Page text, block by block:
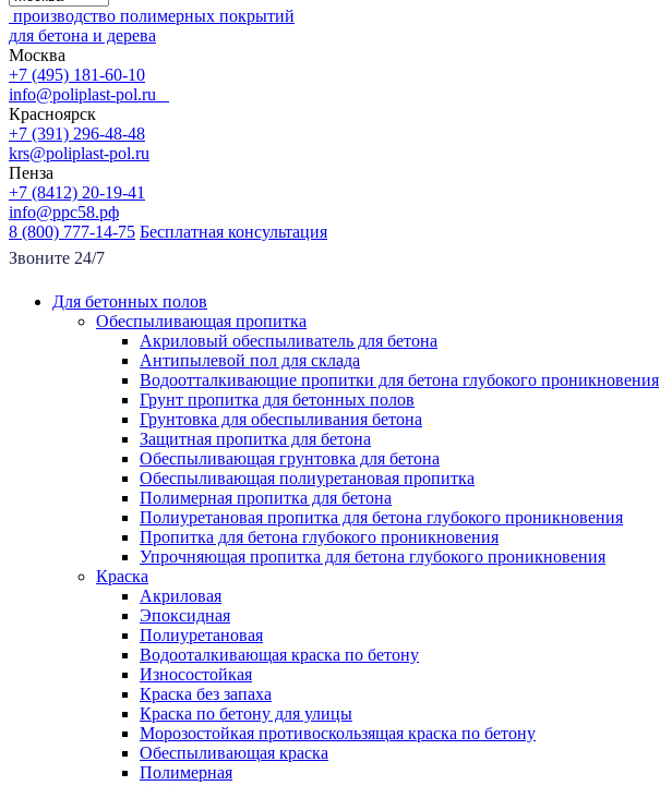
производство полимерных покрытий
для бетона и дерева
Москва
+7 (495) 181-60-10
info@poliplast-pol.ru
Красноярск
+7 (391) 296-48-48
krs@poliplast-pol.ru
Пенза
+7 (8412) 20-19-41
info@ррс58.рф
8 (800) 777-14-75 Бесплатная консультация
Звоните 24/7
Для бетонных полов
Обеспыливающая пропитка
Акриловый обеспыливатель для бетона
Антипылевой пол для склада
Водоотталкивающие пропитки для бетона глубокого проникновения
Грунт пропитка для бетонных полов
Грунтовка для обеспыливания бетона
Защитная пропитка для бетона
Обеспыливающая грунтовка для бетона
Обеспыливающая полиуретановая пропитка
Полимерная пропитка для бетона
Полиуретановая пропитка для бетона глубокого проникновения
Пропитка для бетона глубокого проникновения
Упрочняющая пропитка для бетона глубокого проникновения
Краска
Акриловая
Эпоксидная
Полиуретановая
Водооталкивающая краска по бетону
Износостойкая
Краска без запаха
Краска по бетону для улицы
Морозостойкая противоскользящая краска по бетону
Обеспыливающая краска
Полимерная